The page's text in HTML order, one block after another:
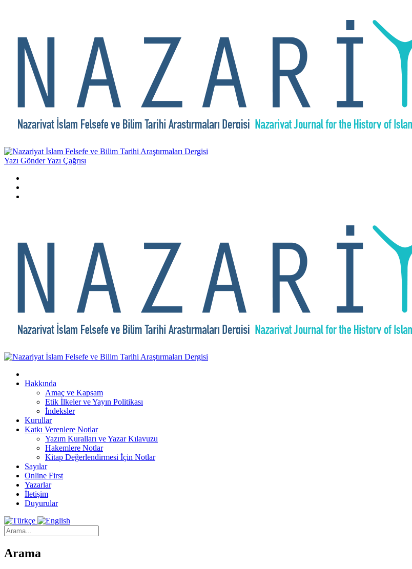
Yazı GönderYazı Çağrısı
Hakkında
Amaç ve Kapsam
Etik İlkeler ve Yayın Politikası
İndeksler
Kurullar
Katkı Verenlere Notlar
Yazım Kuralları ve Yazar Kılavuzu
Hakemlere Notlar
Kitap Değerlendirmesi İçin Notlar
Sayılar
Online First
Yazarlar
İletişim
Duyurular
Arama